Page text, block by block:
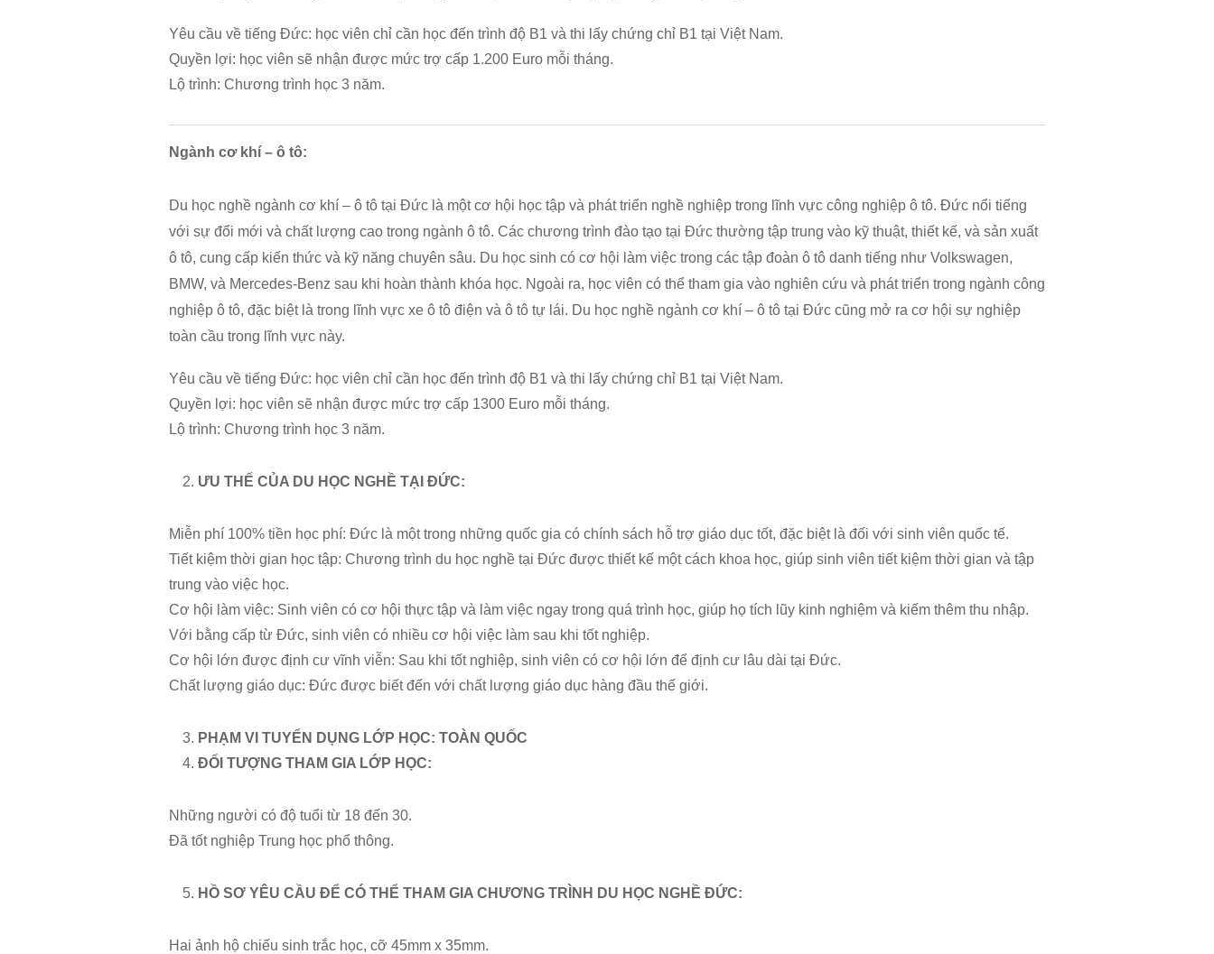
Yêu cầu về tiếng Đức: học viên chỉ cần học đến trình độ B1 và thi lấy chứng chỉ B1 tại Việt Nam.
Quyền lợi: học viên sẽ nhận được mức trợ cấp 1.200 Euro mỗi tháng.
Lộ trình: Chương trình học 3 năm.
Ngành cơ khí – ô tô:
Du học nghề ngành cơ khí – ô tô tại Đức là một cơ hội học tập và phát triển nghề nghiệp trong lĩnh vực công nghiệp ô tô. Đức nổi tiếng
với sự đổi mới và chất lượng cao trong ngành ô tô. Các chương trình đào tạo tại Đức thường tập trung vào kỹ thuật, thiết kế, và sản xuất
ô tô, cung cấp kiến thức và kỹ năng chuyên sâu. Du học sinh có cơ hội làm việc trong các tập đoàn ô tô danh tiếng như Volkswagen,
BMW, và Mercedes-Benz sau khi hoàn thành khóa học. Ngoài ra, học viên có thể tham gia vào nghiên cứu và phát triển trong ngành công
nghiệp ô tô, đặc biệt là trong lĩnh vực xe ô tô điện và ô tô tự lái. Du học nghề ngành cơ khí – ô tô tại Đức cũng mở ra cơ hội sự nghiệp
toàn cầu trong lĩnh vực này.
Yêu cầu về tiếng Đức: học viên chỉ cần học đến trình độ B1 và thi lấy chứng chỉ B1 tại Việt Nam.
Quyền lợi: học viên sẽ nhận được mức trợ cấp 1300 Euro mỗi tháng.
Lộ trình: Chương trình học 3 năm.
ƯU THẾ CỦA DU HỌC NGHỀ TẠI ĐỨC:
Miễn phí 100% tiền học phí: Đức là một trong những quốc gia có chính sách hỗ trợ giáo dục tốt, đặc biệt là đối với sinh viên quốc tế.
Tiết kiệm thời gian học tập: Chương trình du học nghề tại Đức được thiết kế một cách khoa học, giúp sinh viên tiết kiệm thời gian và tập
trung vào việc học.
Cơ hội làm việc: Sinh viên có cơ hội thực tập và làm việc ngay trong quá trình học, giúp họ tích lũy kinh nghiệm và kiếm thêm thu nhập.
Với bằng cấp từ Đức, sinh viên có nhiều cơ hội việc làm sau khi tốt nghiệp.
Cơ hội lớn được định cư vĩnh viễn: Sau khi tốt nghiệp, sinh viên có cơ hội lớn để định cư lâu dài tại Đức.
Chất lượng giáo dục: Đức được biết đến với chất lượng giáo dục hàng đầu thế giới.
PHẠM VI TUYỂN DỤNG LỚP HỌC: TOÀN QUỐC
ĐỐI TƯỢNG THAM GIA LỚP HỌC:
Những người có độ tuổi từ 18 đến 30.
Đã tốt nghiệp Trung học phổ thông.
HỒ SƠ YÊU CẦU ĐỂ CÓ THỂ THAM GIA CHƯƠNG TRÌNH DU HỌC NGHỀ ĐỨC:
Hai ảnh hộ chiếu sinh trắc học, cỡ 45mm x 35mm.